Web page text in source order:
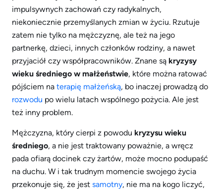
impulsywnych zachowań czy radykalnych,
niekoniecznie przemyślanych zmian w życiu. Rzutuje
zatem nie tylko na mężczyznę, ale też na jego
partnerkę, dzieci, innych członków rodziny, a nawet
przyjaciół czy współpracowników. Znane są kryzysy
wieku średniego w małżeństwie, które można ratować
pójściem na terapię małżeńską, bo inaczej prowadzą do
rozwodu po wielu latach wspólnego pożycia. Ale jest
też inny problem.
Mężczyzna, który cierpi z powodu kryzysu wieku
średniego, a nie jest traktowany poważnie, a wręcz
pada ofiarą docinek czy żartów, może mocno podupaść
na duchu. W i tak trudnym momencie swojego życia
przekonuje się, że jest samotny, nie ma na kogo liczyć,